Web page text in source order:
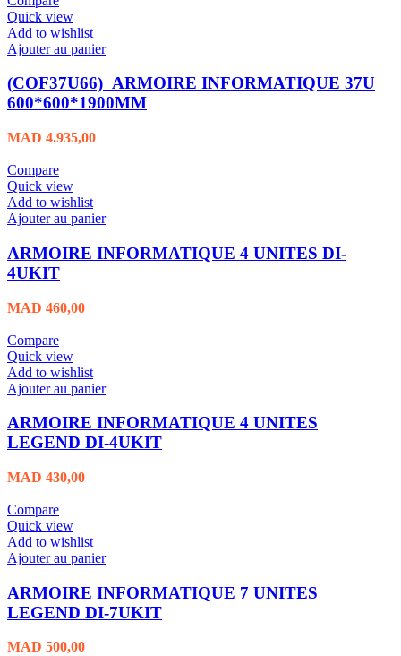
Quick view
Add to wishlist
Ajouter au panier
(COF37U66) ARMOIRE INFORMATIQUE 37U
600*600*1900MM
MAD 4.935,00
Compare
Quick view
Add to wishlist
Ajouter au panier
ARMOIRE INFORMATIQUE 4 UNITES DI-
4UKIT
MAD 460,00
Compare
Quick view
Add to wishlist
Ajouter au panier
ARMOIRE INFORMATIQUE 4 UNITES
LEGEND DI-4UKIT
MAD 430,00
Compare
Quick view
Add to wishlist
Ajouter au panier
ARMOIRE INFORMATIQUE 7 UNITES
LEGEND DI-7UKIT
MAD 500,00